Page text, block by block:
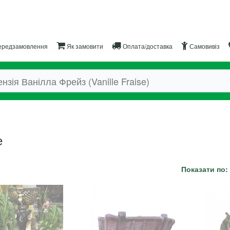
Як замовити Оплата/доставка Самовивіз
Показати по: